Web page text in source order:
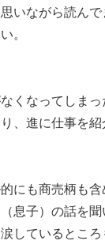
いながら読ん
。
くなってしまっ
、進に仕事を
にも商売柄も
息子）の話を
しているとこ